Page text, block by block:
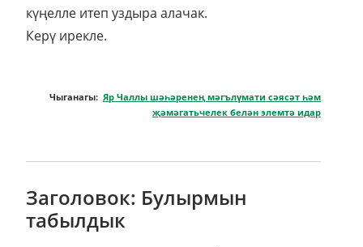
күңелле итеп уздыра алачак.
Керү ирекле.
Чыганагы: Яр Чаллы шәһәренең мәгълүмати сәясәт һәм
җәмәгатьчелек белән элемтә идар
Заголовок: Булырмын
табылдык